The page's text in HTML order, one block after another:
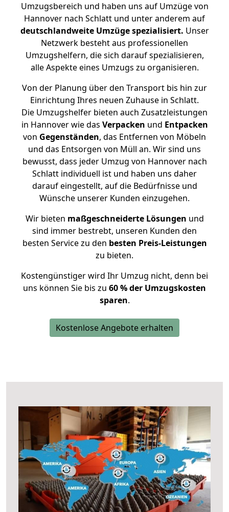
Umzugsbereich und haben uns auf Umzüge von
Hannover nach Schlatt und unter anderem auf
deutschlandweite Umzüge spezialisiert. Unser
Netzwerk besteht aus professionellen
Umzugshelfern, die sich darauf spezialisieren,
alle Aspekte eines Umzugs zu organisieren.
Von der Planung über den Transport bis hin zur
Einrichtung Ihres neuen Zuhause in Schlatt.
Die Umzugshelfer bieten auch Zusatzleistungen
in Hannover wie das Verpacken und Entpacken
von Gegenständen, das Entfernen von Möbeln
und das Entsorgen von Müll an. Wir sind uns
bewusst, dass jeder Umzug von Hannover nach
Schlatt individuell ist und haben uns daher
darauf eingestellt, auf die Bedürfnisse und
Wünsche unserer Kunden einzugehen.
Wir bieten maßgeschneiderte Lösungen und
sind immer bestrebt, unseren Kunden den
besten Service zu den besten Preis-Leistungen
zu bieten.
Kostengünstiger wird Ihr Umzug nicht, denn bei
uns können Sie bis zu 60 % der Umzugskosten
sparen.
Kostenlose Angebote erhalten